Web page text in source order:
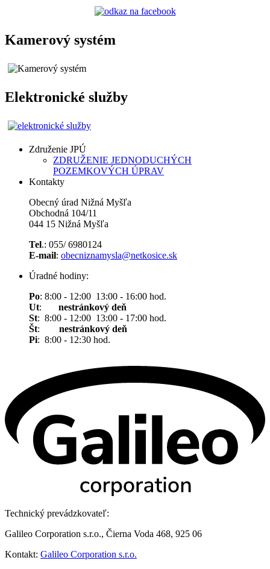
Kamerový systém
Elektronické služby
Združenie JPÚ
ZDRUŽENIE JEDNODUCHÝCH
POZEMKOVÝCH ÚPRAV
Kontakty
Obecný úrad Nižná Myšľa
Obchodná 104/11
044 15 Nižná Myšľa
Tel.: 055/ 6980124
E-mail: obecniznamysla@netkosice.sk
Úradné hodiny:
Po: 8:00 - 12:00 13:00 - 16:00 hod.
Ut:
nestránkový deň
St: 8:00 - 12:00 13:00 - 17:00 hod.
Št: nestránkový deň
Pi: 8:00 - 12:30 hod.
Technický prevádzkovateľ:
Galileo Corporation s.r.o., Čierna Voda 468, 925 06
Kontakt: Galileo Corporation s.r.o.